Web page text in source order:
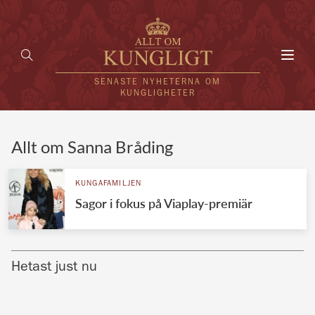
SENASTE NYHETERNA OM
KUNGLIGHETER
UTLÄNDSKT
VÄRLDENS KUNGAHUS
Allt om Sanna Bråding
KUNGAFAMILJEN
Sagor i fokus på Viaplay-premiär
Hetast just nu